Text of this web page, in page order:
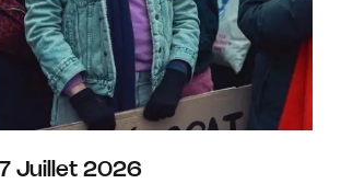
juillet
Juillet 2026